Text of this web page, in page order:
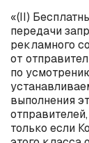
«(II)
передачи
рекламного
от
по
выполнения
только если